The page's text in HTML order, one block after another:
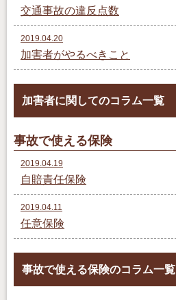
交通事故の違反点数
2019.04.20
加害者がやるべきこと
加害者に関してのコラム一覧
事故で使える保険
2019.04.19
自賠責任保険
2019.04.11
任意保険
事故で使える保険のコラム一覧